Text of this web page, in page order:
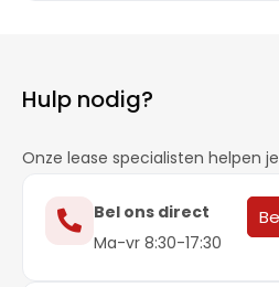
Hulp nodig?
Onze lease specialisten helpen
Bel ons direct
Ma-vr 8:30-17:30